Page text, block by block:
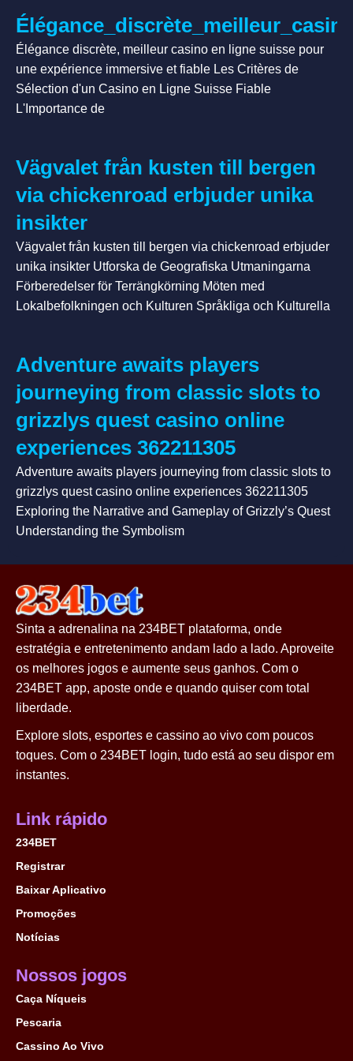
Élégance discrète, meilleur casino en ligne suisse pour
une expérience immersive et fiable Les Critères de
Sélection d'un Casino en Ligne Suisse Fiable
L'Importance de
Vägvalet från kusten till bergen
via chickenroad erbjuder unika
insikter
Vägvalet från kusten till bergen via chickenroad erbjuder
unika insikter Utforska de Geografiska Utmaningarna
Förberedelser för Terrängkörning Möten med
Lokalbefolkningen och Kulturen Språkliga och Kulturella
Adventure awaits players
journeying from classic slots to
grizzlys quest casino online
experiences 362211305
Adventure awaits players journeying from classic slots to
grizzlys quest casino online experiences 362211305
Exploring the Narrative and Gameplay of Grizzly’s Quest
Understanding the Symbolism
Sinta a adrenalina na 234BET plataforma, onde
estratégia e entretenimento andam lado a lado. Aproveite
os melhores jogos e aumente seus ganhos. Com o
234BET app, aposte onde e quando quiser com total
liberdade.
Explore slots, esportes e cassino ao vivo com poucos
toques. Com o 234BET login, tudo está ao seu dispor em
instantes.
Link rápido
234BET
Registrar
Baixar Aplicativo
Promoções
Notícias
Nossos jogos
Caça Níqueis
Pescaria
Cassino Ao Vivo